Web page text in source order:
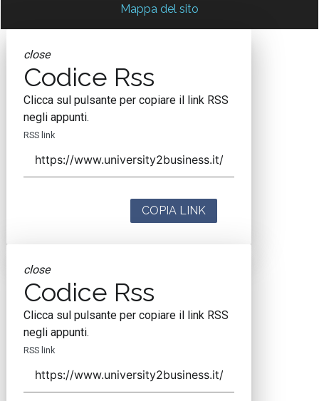
Mappa del sito
close
Codice Rss
Clicca sul pulsante per copiare il link RSS
negli appunti.
RSS link
COPIA LINK
close
Codice Rss
Clicca sul pulsante per copiare il link RSS
negli appunti.
RSS link